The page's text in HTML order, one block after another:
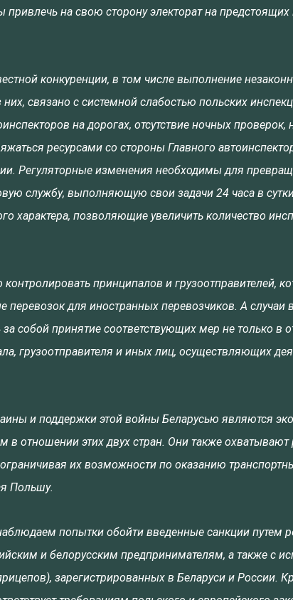
привлечь на свою сторону электорат на
конкуренции, в том числе выполнение
связано с системной слабостью польских
на дорогах, отсутствие ночных
ресурсами со стороны Главного
Регуляторные изменения необходимы для
службу, выполняющую свои задачи 24 часа в
характера, позволяющие увеличить количество
принципалов и грузоотправителей,
перевозок для иностранных перевозчиков. А случаи
собой принятие соответствующих мер не только в
грузоотправителя и иных лиц, осуществляющих
и поддержки этой войны Беларусью являются
отношении этих двух стран. Они также охватывают
их возможности по оказанию
Польшу.
попытки обойти введенные санкции путем
и белорусским предпринимателям, а также с
зарегистрированных в Беларуси и России.